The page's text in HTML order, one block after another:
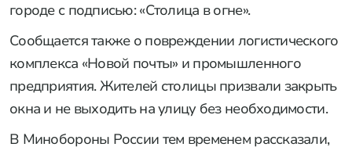
городе с подписью: «Столица в огне».
Сообщается также о повреждении логистического
комплекса «Новой почты» и промышленного
предприятия. Жителей столицы призвали закрыть
окна и не выходить на улицу без необходимости.
В Минобороны России тем временем рассказали,